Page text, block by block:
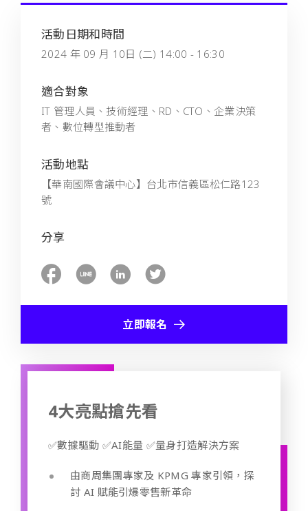
活動日期和時間
2024 年 09 月 10日 (二) 14:00 - 16:30
適合對象
IT 管理人員、技術經理、RD、CTO、企業決策
者、數位轉型推動者
活動地點
【華南國際會議中心】台北市信義區松仁路123
號
分享
立即報名
4大亮點搶先看
✅數據驅動 ✅AI能量 ✅量身打造解決方案
由商周集團專家及 KPMG 專家引領，探
討 AI 賦能引爆零售新革命